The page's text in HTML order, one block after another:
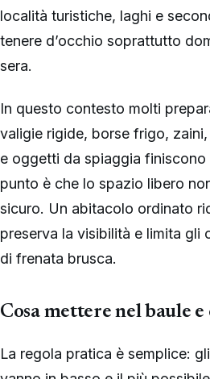
località turistiche, laghi e
tenere d’occhio soprattutto
sera.
In questo contesto molti
valigie rigide, borse frigo,
e oggetti da spiaggia finiscono
punto è che lo spazio libero
sicuro. Un abitacolo ordinato
preserva la visibilità e limita gli
di frenata brusca.
Cosa mettere nel baule e
La regola pratica è semplice: